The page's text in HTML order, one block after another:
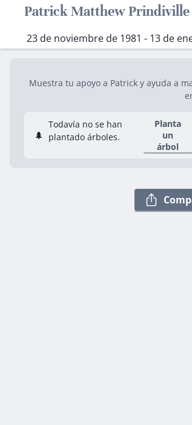
Patrick Matthew Prindiville
23 de noviembre de 1981 - 13 de
Muestra tu apoyo a Patrick y ayuda a
🌲
Todavía no se han
plantado árboles.
Planta
un
árbol